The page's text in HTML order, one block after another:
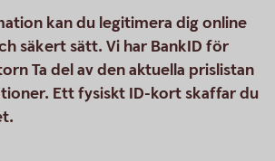
kan du legitimera dig online
säkert sätt. Vi har BankID för
Ta del av den aktuella prislistan
Ett fysiskt ID-kort skaffar du